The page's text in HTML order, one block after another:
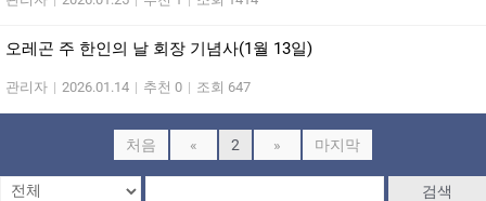
오레곤 주 한인의 날 회장 기념사(1월 13일)
관리자 | 2026.01.14 | 추천 0 | 조회 647
처음 « 2 » 마지막
검색